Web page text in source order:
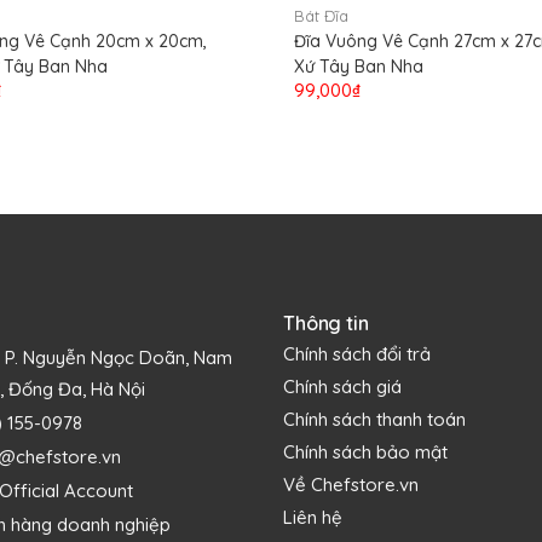
chính tại Fidenza (Ý) và nhiều nhà máy, cơ sở ở các nước như
hấp, trái cây... đều có thể bày biện đẹp mắt hấp dẫn trong
Vê Cạnh 20cm x 20cm,
Ban Nha
Bát Đĩa
Đĩa Vuông Vê Cạnh 27cm x
Xứ Tây Ban Nha
99,000₫
P. Nguyễn Ngọc Doãn, Nam
Đống Đa, Hà Nội
0978
Account
hàng doanh nghiệp
Thông tin
Chính sách đổi trả
Chính sách giá
Chính sách thanh toán
Chính sách bảo mật
Về Chefstore.vn
Liên hệ